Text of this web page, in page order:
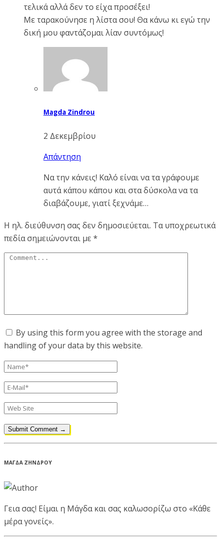
τελικά αλλά δεν το είχα προσέξει!
Με ταρακούνησε η λίστα σου! Θα κάνω κι εγώ την
δική μου φαντάζομαι λίαν συντόμως!
Magda Zindrou
2 Δεκεμβρίου
Απάντηση
Να την κάνεις! Καλό είναι να τα γράφουμε
αυτά κάπου κάπου και στα δύσκολα να τα
διαβάζουμε, γιατί ξεχνάμε…
Η ηλ. διεύθυνση σας δεν δημοσιεύεται. Τα υποχρεωτικά
πεδία σημειώνονται με*
By using this form you agree with the storage and
handling of your data by this website.
ΜΑΓΔΑ ΖΗΝΔΡΟΥ
Γεια σας! Είμαι η Μάγδα και σας καλωσορίζω στο «Κάθε
μέρα γονείς».